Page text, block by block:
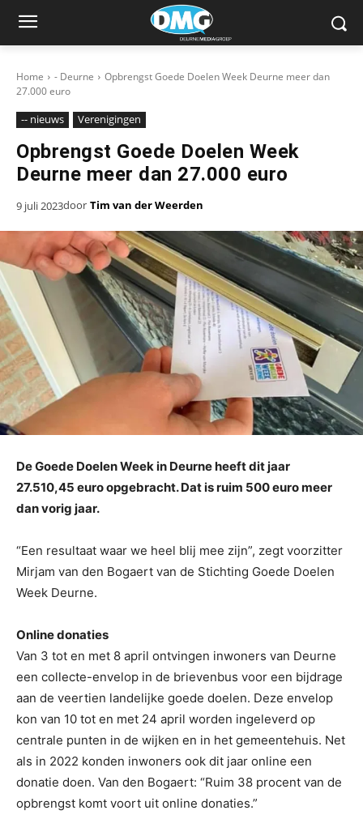
Home - Deurne
Opbrengst Goede Doelen Week Deurne meer dan
27.000 euro
-- nieuws Verenigingen
Opbrengst Goede Doelen Week
Deurne meer dan 27.000 euro
9 juli 2023door Tim van der Weerden
De Goede Doelen Week in Deurne heeft dit jaar
27.510,45 euro opgebracht. Dat is ruim 500 euro meer
dan vorig jaar.
“Een resultaat waar we heel blij mee zijn”, zegt voorzitter
Mirjam van den Bogaert van de Stichting Goede Doelen
Week Deurne.
Online donaties
Van 3 tot en met 8 april ontvingen inwoners van Deurne
een collecte-envelop in de brievenbus voor een bijdrage
aan de veertien landelijke goede doelen. Deze envelop
kon van 10 tot en met 24 april worden ingeleverd op
centrale punten in de wijken en in het gemeentehuis. Net
als in 2022 konden inwoners ook dit jaar online een
donatie doen. Van den Bogaert: “Ruim 38 procent van de
opbrengst komt voort uit online donaties.”